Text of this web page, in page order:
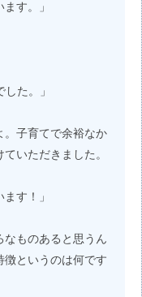
す。」
た。」
。子育てで余裕なか
いただきました。
す！」
なものあると思うん
徴というのは何です